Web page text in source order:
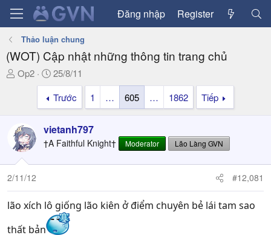
Đăng nhập Register
Thảo luận chung
(WOT) Cập nhật những thông tin trang chủ
T
a
d
s
t
a
e
r
Op2
N
g
à
y
ử
i
25/8/11
Trước
1 … 605 … 1862 Tiếp
vietanh797
†A Faithful Knight† Moderator Lão Làng GVN
2/11/12 #12,081
lão xích lô giống lão kiên ở điểm chuyên bẻ lái tam sao
thất bản